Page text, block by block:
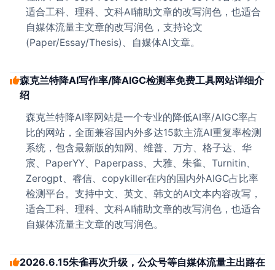
适合工科、理科、文科AI辅助文章的改写润色，也适合
自媒体流量主文章的改写润色，支持论文
(Paper/Essay/Thesis)、自媒体AI文章。
森克兰特降AI写作率/降AIGC检测率免费工具网站详细介
绍
森克兰特降AI率网站是一个专业的降低AI率/AIGC率占
比的网站，全面兼容国内外多达15款主流AI重复率检测
系统，包含最新版的知网、维普、万方、格子达、华
宸、PaperYY、Paperpass、大雅、朱雀、Turnitin、
Zerogpt、睿信、copykiller在内的国内外AIGC占比率
检测平台。支持中文、英文、韩文的AI文本内容改写，
适合工科、理科、文科AI辅助文章的改写润色，也适合
自媒体流量主文章的改写润色。
2026.6.15朱雀再次升级，公众号等自媒体流量主出路在